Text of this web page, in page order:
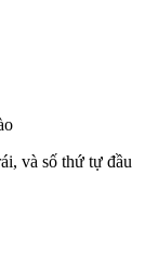
và số thứ tự đầu